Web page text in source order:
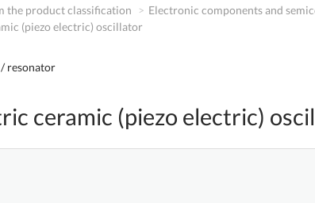
the product classification Electronic components and
(piezo electric) oscillator
resonator
ceramic (piezo electric)